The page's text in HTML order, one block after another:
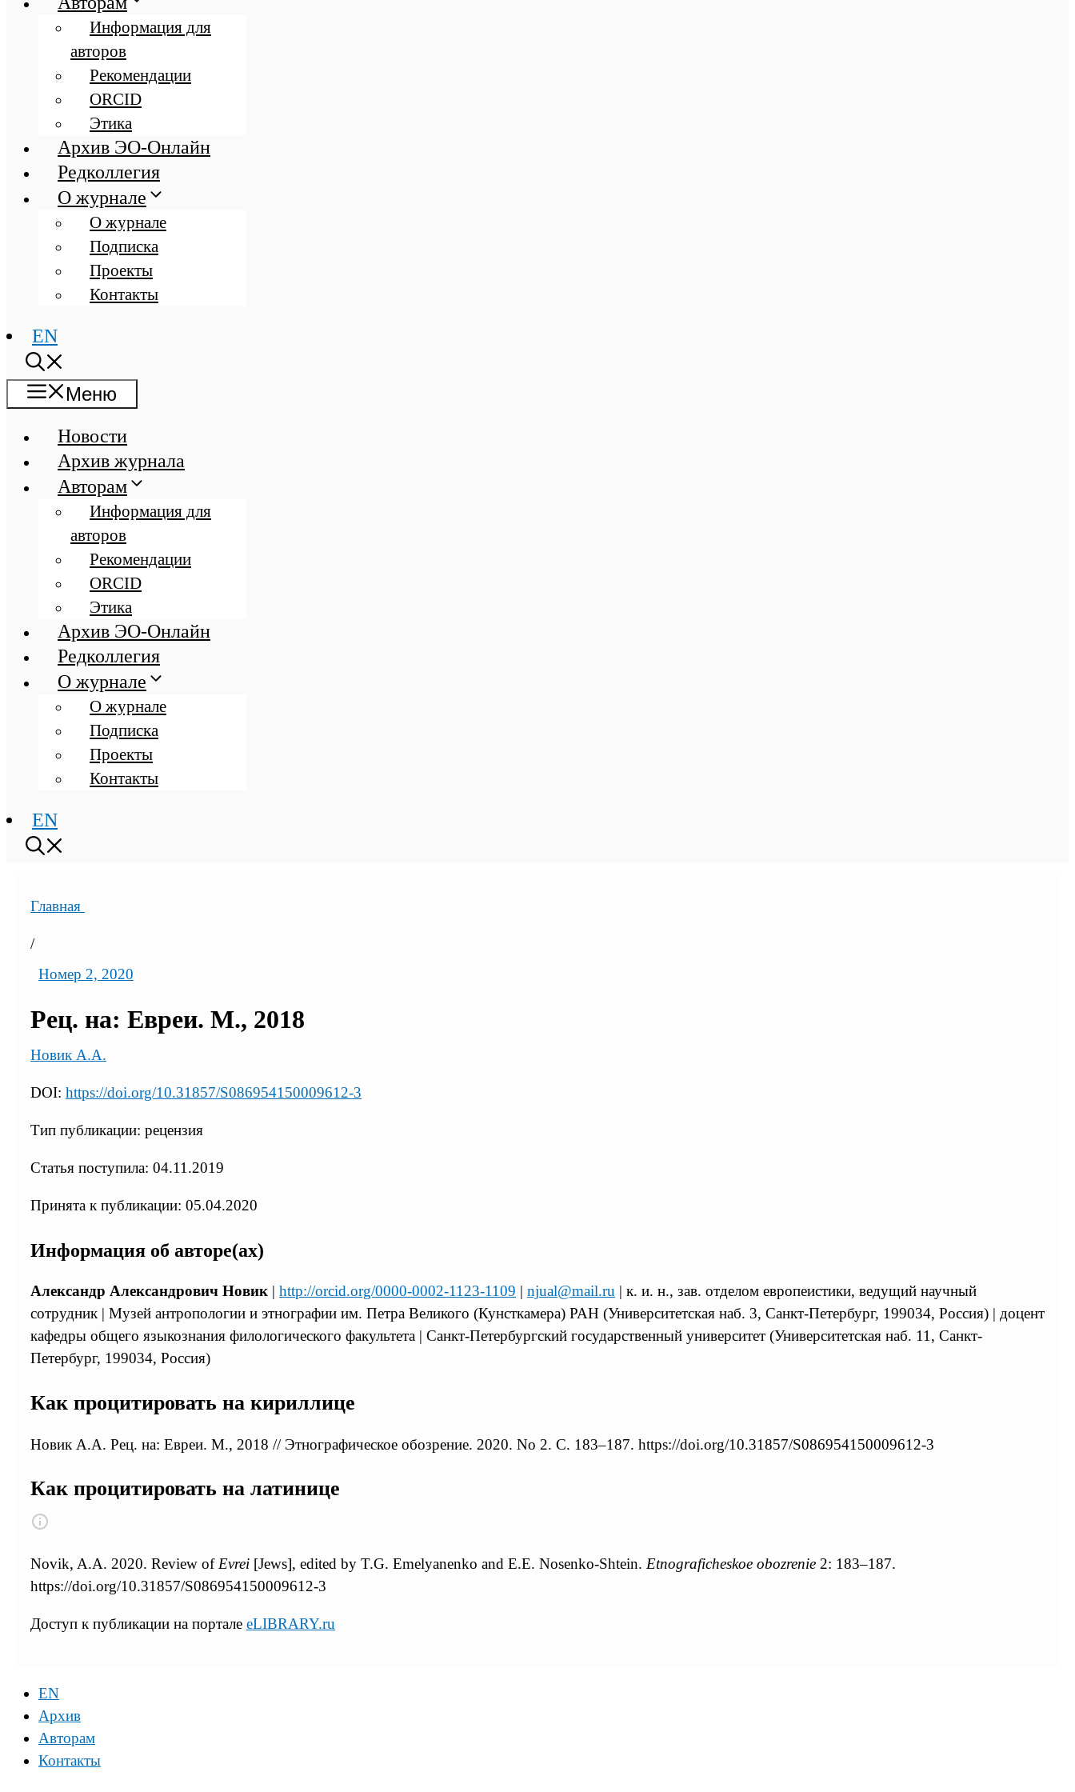
Информация для
авторов
Рекомендации
ORCID
Этика
Архив ЭО-Онлайн
Редколлегия
О журнале
О журнале
Подписка
Проекты
Контакты
EN
Меню
Новости
Архив журнала
Авторам
Информация для
авторов
Рекомендации
ORCID
Этика
Архив ЭО-Онлайн
Редколлегия
О журнале
О журнале
Подписка
Проекты
Контакты
EN
Главная
/
Номер 2, 2020
Рец. на: Евреи. М., 2018
Новик А.А.
DOI: https://doi.org/10.31857/S086954150009612-3
Тип публикации: рецензия
Статья поступила: 04.11.2019
Принята к публикации: 05.04.2020
Информация об авторе(ах)
Александр Александрович Новик | http://orcid.org/0000-0002-1123-1109 | njual@mail.ru | к. и. н., зав. отделом европеистики, ведущий научный
сотрудник | Музей антропологии и этнографии им. Петра Великого (Кунсткамера) РАН (Университетская наб. 3, Санкт-Петербург, 199034, Россия) | доцент
кафедры общего языкознания филологического факультета | Санкт-Петербургский государственный университет (Университетская наб. 11, Санкт-
Петербург, 199034, Россия)
Как процитировать на кириллице
Новик А.А. Рец. на: Евреи. М., 2018 // Этнографическое обозрение. 2020. No 2. С. 183–187. https://doi.org/10.31857/S086954150009612-3
Как процитировать на латинице
Novik, A.A. 2020. Review ofEvrei [Jews], edited by T.G. Emelyanenko and E.E. Nosenko-Shtein. Etnograficheskoe obozrenie 2: 183–187.
https://doi.org/10.31857/S086954150009612-3
Доступ к публикации на портале eLIBRARY.ru
EN
Архив
Авторам
Контакты